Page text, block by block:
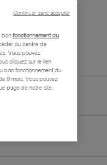
bon fonctionnement du
au centre de
Vous pouvez
cliquez sur le lien
bon fonctionnement du
6 mois. Vous pouvez
page de notre site.
Continuer sans accepter